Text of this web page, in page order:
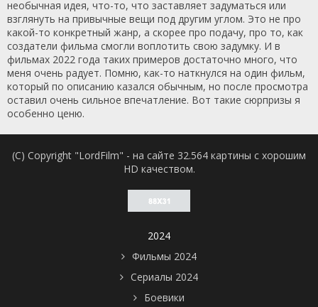
необычная идея, что-то, что заставляет задуматься или
взглянуть на привычные вещи под другим углом. Это не про
какой-то конкретный жанр, а скорее про подачу, про то, как
создатели фильма смогли воплотить свою задумку. И в
фильмах 2022 года таких примеров достаточно много, что
меня очень радует. Помню, как-то наткнулся на один фильм,
который по описанию казался обычным, но после просмотра
оставил очень сильное впечатление. Вот такие сюрпризы я
особенно ценю.
(C) Copyright "LordFilm" - на сайте 32.564 картины с хорошим
HD качеством.
2024
Фильмы 2024
Сериалы 2024
Боевики